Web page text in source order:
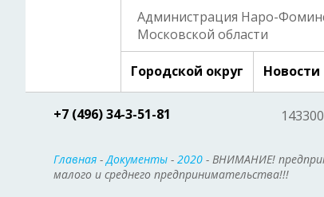
Администрация Наро-
Московской области
Городской округ Новости
+7 (496) 34-3-51-81
Главная -Документы - 2020 - ВНИМАНИЕ!
малого и среднего предпринимательства!!!